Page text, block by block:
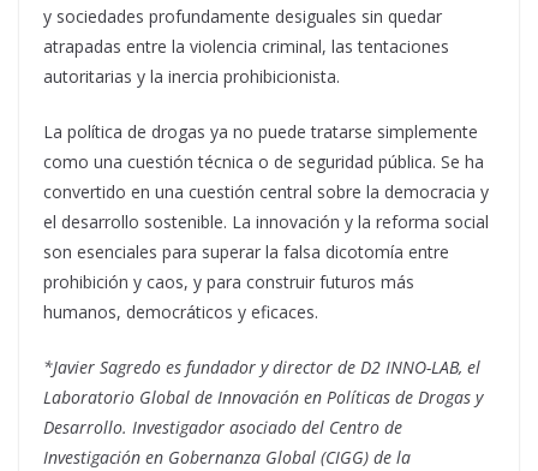
y sociedades profundamente desiguales sin quedar
atrapadas entre la violencia criminal, las tentaciones
autoritarias y la inercia prohibicionista.
La política de drogas ya no puede tratarse simplemente
como una cuestión técnica o de seguridad pública. Se ha
convertido en una cuestión central sobre la democracia y
el desarrollo sostenible. La innovación y la reforma social
son esenciales para superar la falsa dicotomía entre
prohibición y caos, y para construir futuros más
humanos, democráticos y eficaces.
*Javier Sagredo es fundador y director de D2 INNO-LAB, el
Laboratorio Global de Innovación en Políticas de Drogas y
Desarrollo. Investigador asociado del Centro de
Investigación en Gobernanza Global (CIGG) de la